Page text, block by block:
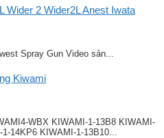
Wider 2 Wider2L Anest Iwata
Spray Gun Video sản...
Kiwami
WBX KIWAMI-1-13B8 KIWAMI-
14KP6 KIWAMI-1-13B10...